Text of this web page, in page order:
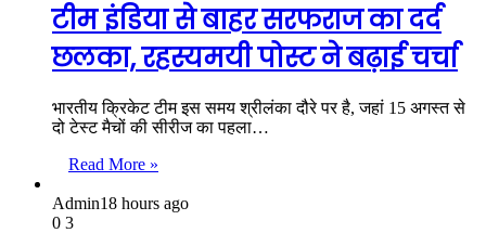
टीम इंडिया से बाहर सरफराज का दर्द
छलका, रहस्यमयी पोस्ट ने बढ़ाई चर्चा
भारतीय क्रिकेट टीम इस समय श्रीलंका दौरे पर है, जहां 15 अगस्त से
दो टेस्ट मैचों की सीरीज का पहला…
Read More »
Admin18 hours ago
0 3